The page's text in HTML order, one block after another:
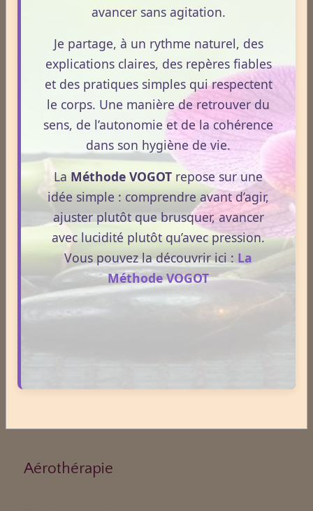
Acouphènes
Addiction
Aphrodisiaque
Asthme
Médecines Douces
Aérothérapie
avancer sans agitation.
Je partage, à un rythme naturel, des
explications claires, des repères fiables
et des pratiques simples qui respectent
le corps. Une manière de retrouver du
sens, de l’autonomie et de la cohérence
dans son hygiène de vie.
La Méthode VOGOT repose sur une
idée simple : comprendre avant d’agir,
ajuster plutôt que brusquer, avancer
avec lucidité plutôt qu’avec pression.
Vous pouvez la découvrir ici : La
Méthode VOGOT